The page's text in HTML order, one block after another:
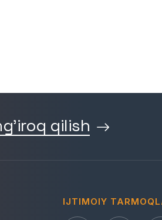
qilish
IJTIMOIY